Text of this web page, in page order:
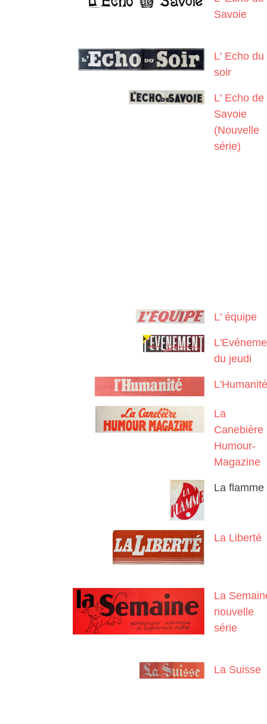
Savoie
L' Echo du
soir
L' Echo de
Savoie
(Nouvelle
série)
L' équipe
du jeudi
L'Humanité
La
Canebière
Humour-
Magazine
La flamme
La Liberté
La
nouvelle
série
La Suisse